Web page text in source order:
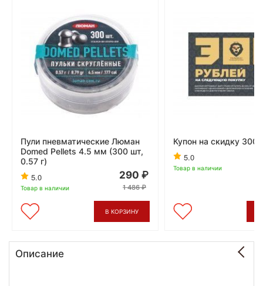
Пули пневматические Люман
Domed Pellets 4.5 мм (300 шт,
0.57 г)
5.0
Товар в наличии
290
1 486
В КОРЗИНУ
Купон на скидку 300
5.0
Товар в наличии
Описание